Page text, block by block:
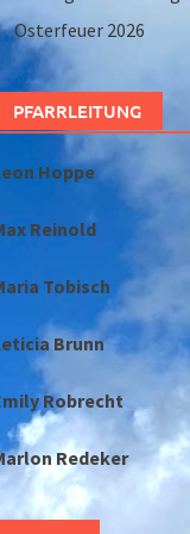
Osterfeuer 2026
PFARRLEITUNG
Hoppe
Reinold
Tobisch
Brunn
Robrecht
Redeker